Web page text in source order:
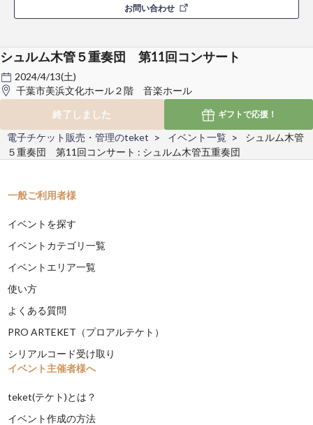
お問い合わせ
シュルム木管５重奏団 第11回コンサート
2024/4/13(土)
千葉市美浜文化ホール２階 音楽ホール
終了しました
ギフトで応援！
電子チケット販売・管理のteket イベント一覧
シュルム木管
５重奏団 第11回コンサート : シュルム木管五重奏団
一般ご利用者様
イベントを探す
イベントカテゴリ一覧
イベントエリア一覧
使い方
よくある質問
PRO ARTEKET（プロアルテケト）
シリアルコード受け取り
イベント主催者様へ
teket(テケト)とは？
イベント作成の方法